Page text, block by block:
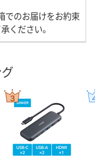
でのお届けをお約束
ください。